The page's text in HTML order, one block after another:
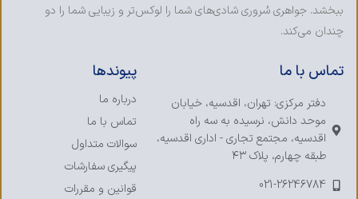
ببخشد. جواهری سُروری شادی‌های شما را لوکس‌تر و زیبایی شما را دو
چندان می‌کند.
تماس با ما
دفتر مرکزی: تهران، اقدسیه، خیابان
موحد دانش، نرسیده به سه راه
اقدسیه، مجتمع تجاری - اداری اقدسیه،
طبقه چهارم، پلاک ۴۳
021-26246784
پیوندها
درباره ما
تماس با ما
سوالات متداول
پیگیری سفارشات
قوانین و مقررات